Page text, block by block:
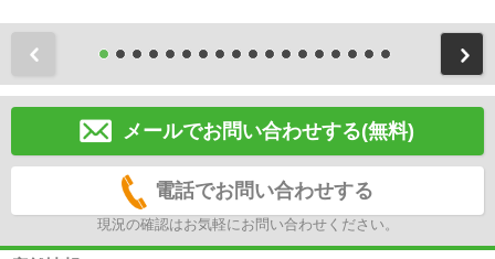
メールでお問い合わせする(無料)
電話でお問い合わせする
現況の確認はお気軽にお問い合わせください。